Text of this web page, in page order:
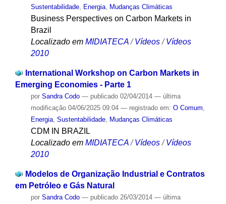
Sustentabilidade, Energia, Mudanças Climáticas
Business Perspectives on Carbon Markets in
Brazil
Localizado em MIDIATECA / Vídeos / Vídeos
2010
International Workshop on Carbon Markets in
Emerging Economies - Parte 1
por Sandra Codo — publicado02/04/2014 — última
modificação04/06/2025 09:04 — registrado em: O Comum,
Energia, Sustentabilidade, Mudanças Climáticas
CDM IN BRAZIL
Localizado em MIDIATECA /Vídeos /Vídeos
2010
Modelos de Organização Industrial e Contratos
em Petróleo e Gás Natural
por Sandra Codo — publicado26/03/2014 — última